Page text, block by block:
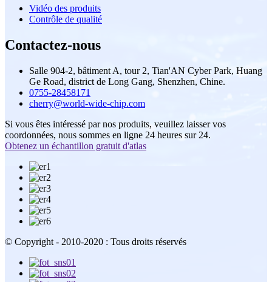
Vidéo des produits
Contrôle de qualité
Contactez-nous
Salle 904-2, bâtiment A, tour 2, Tian'AN Cyber ​​Park, Huang
Ge Road, district de Long Gang, Shenzhen, Chine.
0755-28458171
cherry@world-wide-chip.com
Si vous êtes intéressé par nos produits, veuillez laisser vos
coordonnées, nous sommes en ligne 24 heures sur 24.
Obtenez un échantillon gratuit d'atlas
© Copyright - 2010-2020 : Tous droits réservés